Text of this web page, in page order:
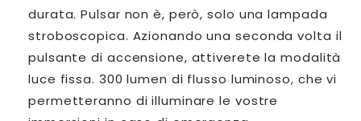
Light
Light
durata. Pulsar non è, però, solo una lampada
stroboscopica. Azionando una seconda volta il
pulsante di accensione, attiverete la modalità
luce fissa. 300 lumen di flusso luminoso, che vi
permetteranno di illuminare le vostre